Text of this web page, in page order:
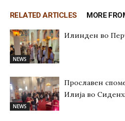
RELATED ARTICLES MORE
NEWS
Илинден во
NEWS
Прославен
Илија во